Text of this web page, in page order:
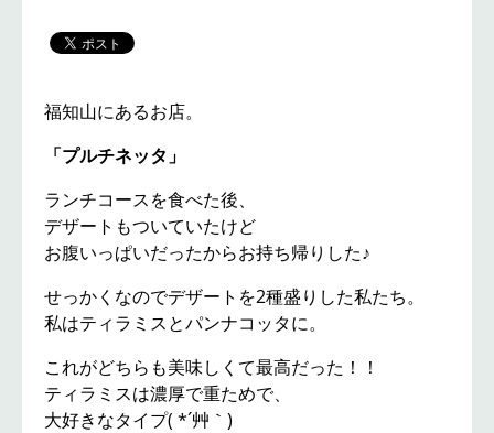
福知山にあるお店。
「プルチネッタ」
ランチコースを食べた後、
デザートもついていたけど
お腹いっぱいだったからお持ち帰りした♪
せっかくなのでデザートを2種盛りした私たち。
私はティラミスとパンナコッタに。
これがどちらも美味しくて最高だった！！
ティラミスは濃厚で重ためで、
大好きなタイプ( *´艸｀)